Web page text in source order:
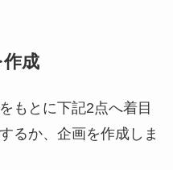
成
もとに下記2点へ着目
るか、企画を作成しま